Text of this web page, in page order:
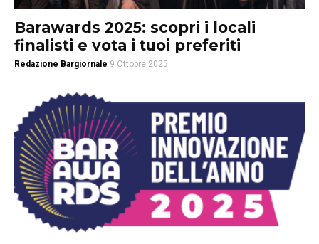
Barawards 2025: scopri i locali
finalisti e vota i tuoi preferiti
Redazione Bargiornale 9 Ottobre 2025